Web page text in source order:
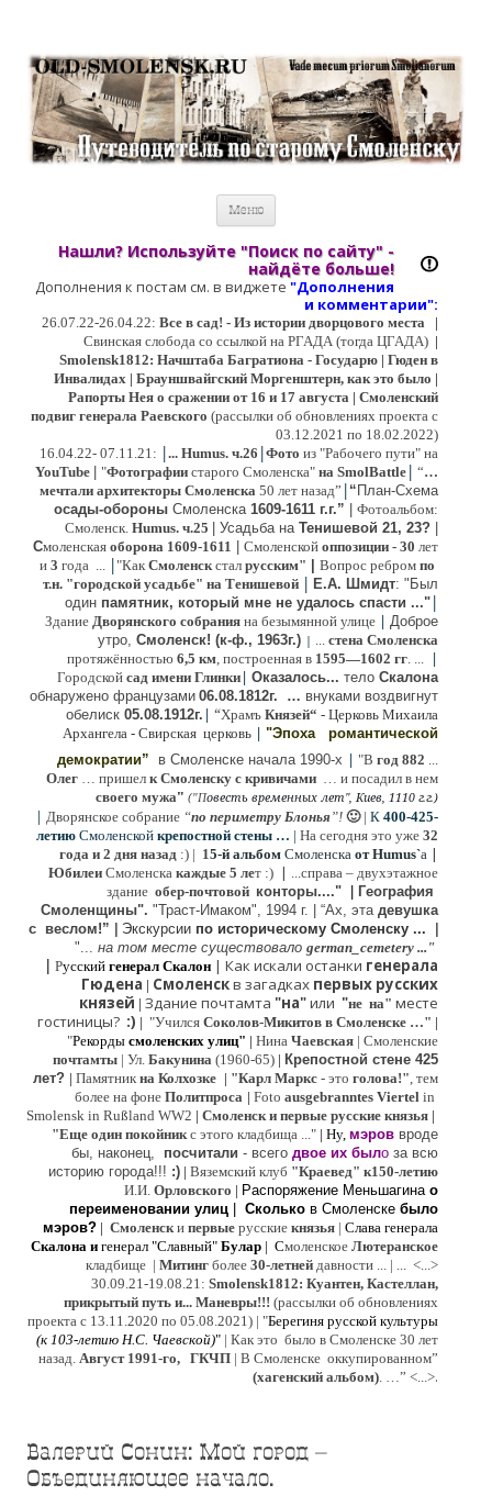
открытки, карты …
Меню
Нашли? Используйте "Поиск по сайту" -
найдёте больше!
Дополнения к постам см. в виджете "Дополнения
и комментарии":
26.07.22-26.04.22: Все в сад! - Из истории дворцового места
|
Свинская слобода со ссылкой на РГАДА (тогда ЦГАДА) |
Smolensk1812: Начштаба Багратиона - Государю | Гюден в
Инвалидах | Брауншвайгский Моргенштерн, как это было |
Рапорты Нея о сражении от 16 и 17 августа | Смоленский
подвиг генерала Раевского (рассылки об обновлениях проекта с
03.12.2021 по 18.02.2022)
16.04.22- 07.11.21: |... Humus. ч.26 |Фото из "Рабочего пути" на
YouTube
"Фотографии старого Смоленска" на SmolBattle | “…
мечтали архитекторы Смоленска 50 лет назад” | “ План-Схема
осады-обороны Смоленска 1609-1611 г.г.”
Фотоальбом:
Смоленск. Humus. ч.25 | Усадьба на Тенишевой 21, 23?
Смоленская оборона 1609-1611 Смоленской оппозиции - 30 лет
и 3 года ... |"Как Смоленскстал русским" Вопрос ребром по
т.н. "городской усадьбе" на Тенишевой | Е.А. Шмидт: "Был
один памятник, который мне не удалось спасти ..." |
Здание Дворянского собрания на безымянной улице | Доброе
утро, Смоленск! (к-ф., 1963г.) | ... стена Смоленска
протяжённостью 6,5 км, построенная в 1595—1602 гг. ... |
Городской сад имени Глинки | Оказалось... тело Скалона
обнаружено французами 06.08.1812г. … внуками воздвигнут
обелиск 05.08.1912г. | “Храмъ Князей“ - Церковь Михаила
Архангела - Свирская церковь | "Эпохаромантической
демократии” в Смоленске начала 1990-х | "В год 882 ...
Олег … пришел к Смоленску с кривичами … и посадил в нем
своего мужа" ("Повесть временных лет", Киев, 1110 г.г.)
| Дворянское собрание “по периметру Блонья”! 🙂| К 400-425-
летию Смоленской крепостной стены … | На сегодня это уже 32
года и 2 дня назад :) | 15-й альбом Смоленска от Humus`a |
Юбилеи Смоленска каждые 5 лет :) | ...справа – двухэтажное
здание обер-почтовой конторы...."
Гeография
Cмоленщины". "Траст-Имаком", 1994 г. “Ах, эта девушка
с веслом!”
Экскурсии по историческому Смоленску ...
"... на том месте существовало german_cemetery ..."
| Русский генерал Скалон | Как искали останки генерала
Гюдена | Смоленскв загадках первых русских
князей | Здание почтамта "на"или "не на" месте
гостиницы? :) | "Учился Соколов-Микитов в Смоленске …" |
"Рекорды смоленских улиц" | Нина Чаевская | Смоленские
почтамты | Ул. Бакунина (1960-65) | Крепостной стене 425
лет? | Памятник на Колхозке | "Карл Маркс - это голова!", тем
более на фоне Политпроса | Foto ausgebranntes Viertel in
Smolensk in Rußland WW2 | Смоленск и первые русские князья |
"Еще один покойникс этого кладбища ..." | Ну, мэров вроде
бы, наконец, посчитали - всего двое их было за всю
историю города!!! :) | Вяземский клуб "Краевед" к150-летию
И.И. Орловского | Распоряжение Меньшагина о
переименовании улиц
Сколько в Смоленске было
мэров? | Смоленски первые русские князья | Слава генерала
Скалона и генерал "Славный" Булар | Смоленское Лютерaнское
кладбище | Митинг более 30-летней давности ... | ... <...>
30.09.21-19.08.21: Smolensk1812: Куантен, Кастеллан,
прикрытый путь и... Маневры!!! (рассылки об обновлениях
проекта с 13.11.2020 по 05.08.2021) | "Берегиня русской культуры
(к 103-летию Н.С. Чаевской)" | Как это было в Смоленске 30 лет
назад. Август 1991-го, ГКЧП | В Смоленске оккупированном”
(хагенский альбом). …” <...>.
Валерий Сонин: Мой город –
Объединяющее начало.